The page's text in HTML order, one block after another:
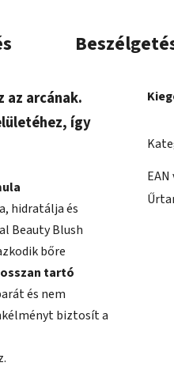
az arcának.
így
hidratálja és
Beauty Blush
bőre
tartó
és nem
biztosít a